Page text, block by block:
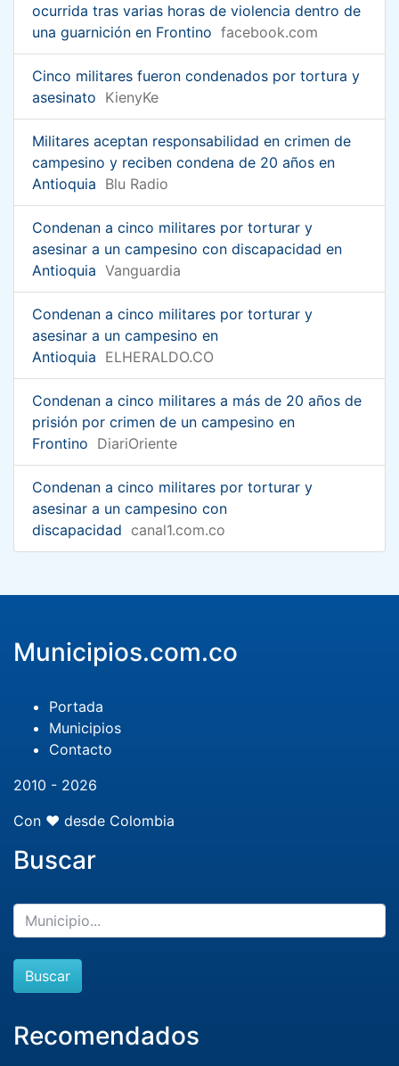
ocurrida tras varias horas de violencia dentro de
una guarnición en Frontino facebook.com
Cinco militares fueron condenados por tortura y
asesinato KienyKe
Militares aceptan responsabilidad en crimen de
campesino y reciben condena de 20 años en
Antioquia Blu Radio
Condenan a cinco militares por torturar y
asesinar a un campesino con discapacidad en
Antioquia Vanguardia
Condenan a cinco militares por torturar y
asesinar a un campesino en
Antioquia ELHERALDO.CO
Condenan a cinco militares a más de 20 años de
prisión por crimen de un campesino en
Frontino DiariOriente
Condenan a cinco militares por torturar y
asesinar a un campesino con
discapacidad canal1.com.co
Municipios.com.co
Portada
Municipios
Contacto
2010 - 2026
Con ❤️ desde Colombia
Buscar
Buscar
Recomendados